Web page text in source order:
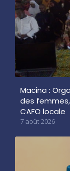
Macina :
des
CAFO locale
7 août 2026